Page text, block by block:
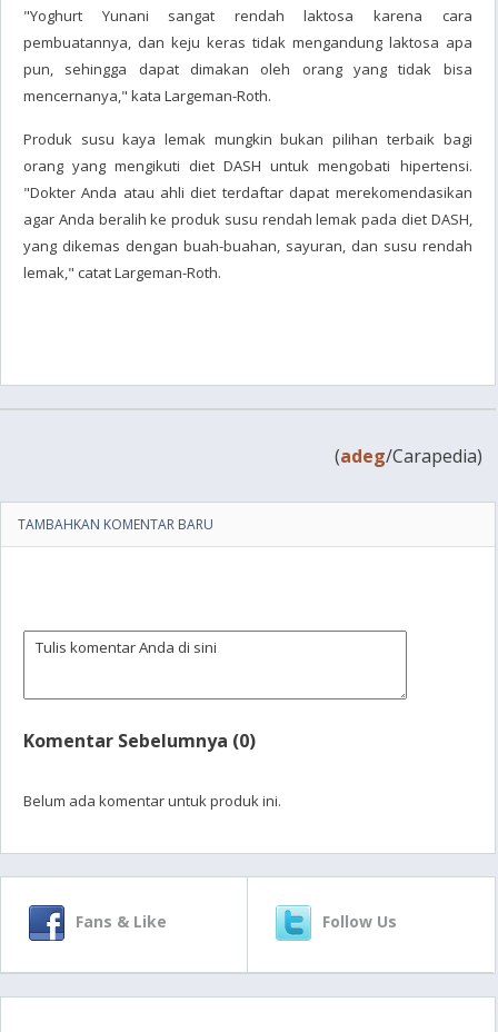
"Yoghurt Yunani sangat rendah laktosa karena cara
pembuatannya, dan keju keras tidak mengandung laktosa apa
pun, sehingga dapat dimakan oleh orang yang tidak bisa
mencernanya," kata Largeman-Roth.
Produk susu kaya lemak mungkin bukan pilihan terbaik bagi
orang yang mengikuti diet DASH untuk mengobati hipertensi.
"Dokter Anda atau ahli diet terdaftar dapat merekomendasikan
agar Anda beralih ke produk susu rendah lemak pada diet DASH,
yang dikemas dengan buah-buahan, sayuran, dan susu rendah
lemak," catat Largeman-Roth.
(adeg/Carapedia)
TAMBAHKAN KOMENTAR BARU
Komentar Sebelumnya (0)
Belum ada komentar untuk produk ini.
Fans & Like Follow Us